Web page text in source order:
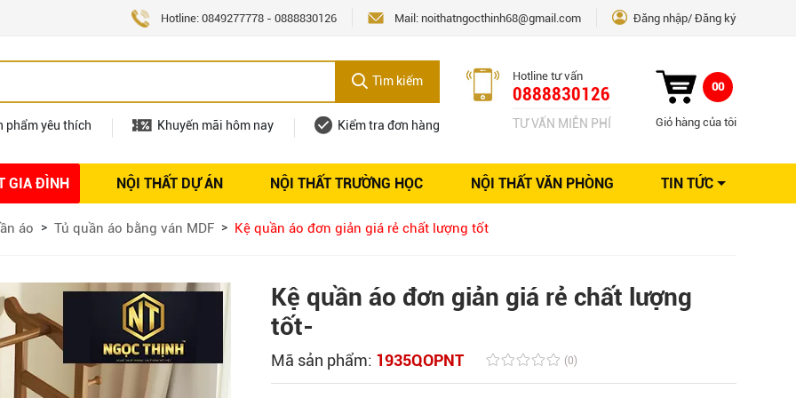
Hotline: 0849277778 - 0888830126 Mail: noithatngocthinh68@gmail.com Đăng nhập Đăng ký
Tìm kiếm
phẩm yêu thích Khuyến mãi hôm nay Kiểm tra đơn hàng
Hotline tư vấn
0888830126
TƯ VẤN MIỄN PHÍ
00
Giỏ hàng của tôi
GIA ĐÌNH NỘI THẤT DỰ ÁN NỘI THẤT TRƯỜNG HỌC NỘI THẤT VĂN PHÒNG TIN TỨC
thất Tuyển dụng Kinh nghiệm Nội thất
Giải pháp thiết kế
áo Tủ quần áo bằng ván MDF Kệ quần áo đơn giản giá rẻ chất lượng tốt
Kệ quần áo đơn giản giá rẻ chất lượng
tốt-
Mã sản phẩm: 1935QOPNT (0)